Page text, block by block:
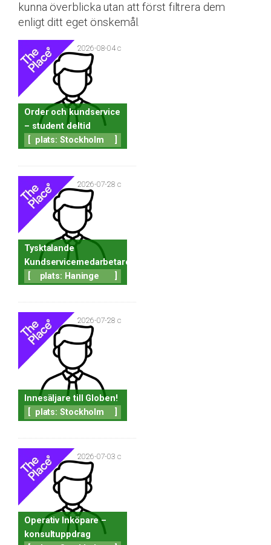
kunna överblicka utan att först filtrera dem
enligt ditt eget önskemål.
2026-08-04 c
Order och kundservice
– student deltid
plats: Stockholm
2026-07-28 c
Tysktalande
Kundservicemedarbetare!
plats: Haninge
2026-07-28 c
Innesäljare till Globen!
plats: Stockholm
2026-07-03 c
Operativ Inköpare –
konsultuppdrag